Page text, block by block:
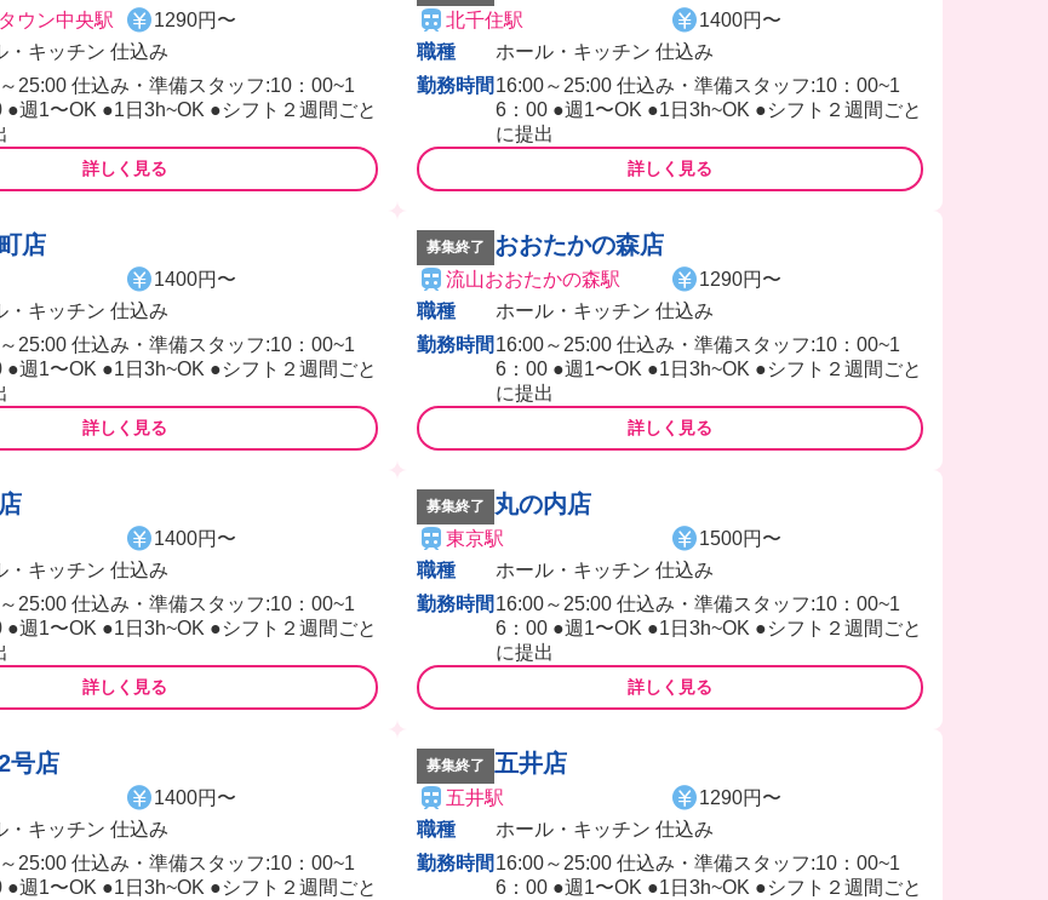
ウン中央駅
1290円〜
・キッチン 仕込み
25:00 仕込み・準備スタッフ:10：00~1
●週1〜OK ●1日3h~OK ●シフト２週間ごと
詳しく見る
北千住駅
1400円〜
職種
ホール・キッチン 仕込み
勤務時間 16:00～25:00 仕込み・準備スタッフ:10：00~1
6：00 ●週1〜OK ●1日3h~OK ●シフト２週間ごと
に提出
詳しく見る
店
1400円〜
・キッチン 仕込み
25:00 仕込み・準備スタッフ:10：00~1
●週1〜OK ●1日3h~OK ●シフト２週間ごと
詳しく見る
募集終了 おおたかの森店
流山おおたかの森駅
1290円〜
職種
ホール・キッチン 仕込み
勤務時間 16:00～25:00 仕込み・準備スタッフ:10：00~1
6：00 ●週1〜OK ●1日3h~OK ●シフト２週間ごと
に提出
詳しく見る
1400円〜
・キッチン 仕込み
25:00 仕込み・準備スタッフ:10：00~1
●週1〜OK ●1日3h~OK ●シフト２週間ごと
詳しく見る
募集終了 丸の内店
東京駅
1500円〜
職種
ホール・キッチン 仕込み
勤務時間 16:00～25:00 仕込み・準備スタッフ:10：00~1
6：00 ●週1〜OK ●1日3h~OK ●シフト２週間ごと
に提出
詳しく見る
号店
1400円〜
・キッチン 仕込み
25:00 仕込み・準備スタッフ:10：00~1
●週1〜OK ●1日3h~OK ●シフト２週間ごと
募集終了 五井店
五井駅
1290円〜
職種
ホール・キッチン 仕込み
勤務時間 16:00～25:00 仕込み・準備スタッフ:10：00~1
6：00 ●週1〜OK ●1日3h~OK ●シフト２週間ごと